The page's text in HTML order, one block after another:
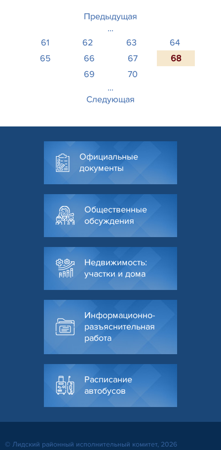
Предыдущая
...
61
62 63
64
65
66 67
68
69
70
...
Следующая
Официальные
документы
Общественные
обсуждения
Недвижимость:
участки и дома
Информационно-
разъяснительная
работа
Расписание
автобусов
© Лидский районный исполнительный комитет, 2026